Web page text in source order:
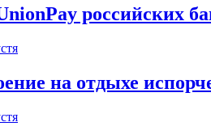
российских
на отдыхе